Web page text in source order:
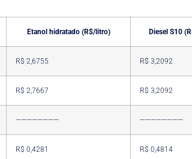
Etanol hidratado (R$/litro) Diesel S10
R$ 2,6755 R$ 3,2092
R$ 2,7667 R$ 3,2092
———————— ————————
R$ 0,4281 R$ 0,4814